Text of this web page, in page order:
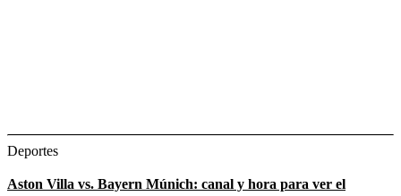
Deportes
Aston Villa vs. Bayern Múnich: canal y hora para ver el